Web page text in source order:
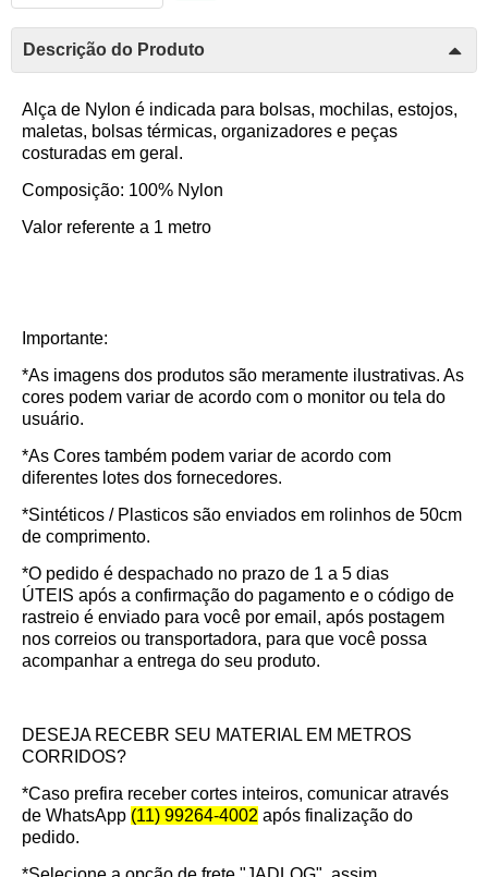
Descrição do Produto
Alça de Nylon é indicada para bolsas, mochilas, estojos,
maletas, bolsas térmicas, organizadores e peças
costuradas em geral.
Composição: 100% Nylon
Valor referente a 1 metro
Importante:
*As imagens dos produtos são meramente ilustrativas. As
cores podem variar de acordo com o monitor ou tela do
usuário.
*As Cores também podem variar de acordo com
diferentes lotes dos fornecedores.
*Sintéticos / Plasticos são enviados em rolinhos de 50cm
de comprimento.
*O pedido é despachado no prazo de 1 a 5 dias
ÚTEIS após a confirmação do pagamento e o código de
rastreio é enviado para você por email, após postagem
nos correios ou transportadora, para que você possa
acompanhar a entrega do seu produto.
DESEJA RECEBR SEU MATERIAL EM METROS
CORRIDOS?
*Caso prefira receber cortes inteiros, comunicar através
de WhatsApp (11) 99264-4002 após finalização do
pedido.